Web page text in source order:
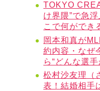
TOKYO
け界隈”で急
こで何ができ
岡本和真が
約内容・なぜ
ら“どんな選
松村沙友理（
表！結婚相手